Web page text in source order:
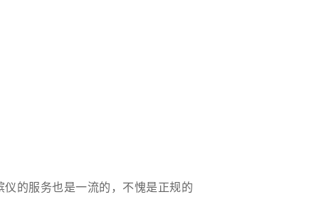
的服务也是一流的，不愧是正规的